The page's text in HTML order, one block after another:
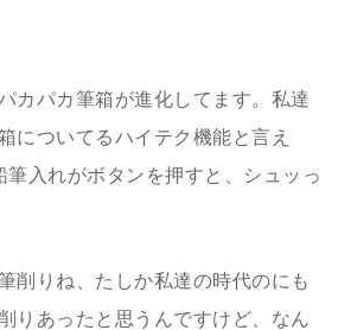
カパカ筆箱が進化してます。私達
についてるハイテク機能と言え
筆入れがボタンを押すと、シュッっ
削りね、たしか私達の時代のにも
りあったと思うんですけど、なん